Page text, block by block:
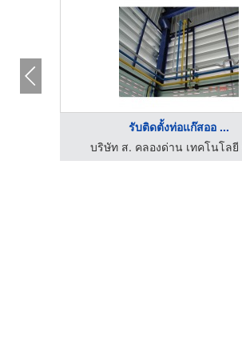
รับติดตั้งท่อแก๊สออ ...
บริษัท ส. คลองด่าน เทคโนโลยี